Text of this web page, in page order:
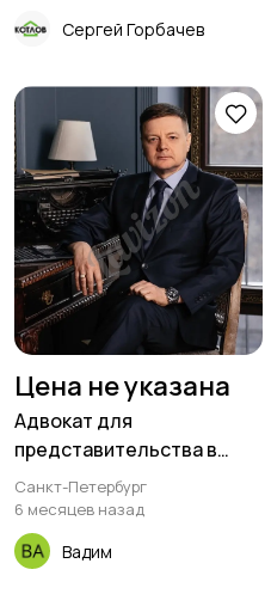
Сергей Горбачев
Цена не указана
Адвокат для
представительства в
суде в Спб
Санкт-Петербург
6 месяцев назад
Вадим